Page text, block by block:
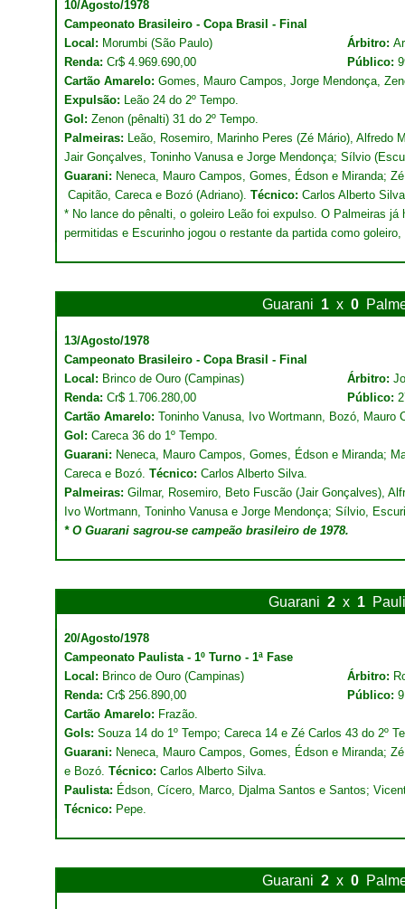
10/Agosto/1978
Campeonato Brasileiro - Copa Brasil - Final
Local: Morumbi (São Paulo) Árbitro:
Renda: Cr$ 4.969.690,00 Público:
Cartão Amarelo: Gomes, Mauro Campos, Jorge Mendonça,
Expulsão: Leão 24 do 2º Tempo.
Gol: Zenon (pênalti) 31 do 2º Tempo.
Palmeiras: Leão, Rosemiro, Marinho Peres (Zé Mário), Alfredo
Jair Gonçalves, Toninho Vanusa e Jorge Mendonça; Sílvio
Guarani: Neneca, Mauro Campos, Gomes, Édson e Miranda;
Capitão, Careca e Bozó (Adriano). Técnico: Carlos Alberto
* No lance do pênalti, o goleiro Leão foi expulso. O Palmeiras
permitidas e Escurinho jogou o restante da partida como
Guarani 1 x 0
13/Agosto/1978
Campeonato Brasileiro - Copa Brasil - Final
Local: Brinco de Ouro (Campinas) Árbitro:
Renda: Cr$ 1.706.280,00 Público:
Cartão Amarelo: Toninho Vanusa, Ivo Wortmann, Bozó, Mauro
Gol: Careca 36 do 1º Tempo.
Guarani: Neneca, Mauro Campos, Gomes, Édson e Miranda;
Careca e Bozó. Técnico: Carlos Alberto Silva.
Palmeiras: Gilmar, Rosemiro, Beto Fuscão (Jair Gonçalves),
Ivo Wortmann, Toninho Vanusa e Jorge Mendonça; Sílvio,
* O Guarani sagrou-se campeão brasileiro de 1978.
Guarani 2 x 1
20/Agosto/1978
Campeonato Paulista - 1º Turno - 1ª Fase
Local: Brinco de Ouro (Campinas) Árbitro:
Renda: Cr$ 256.890,00 Público:
Cartão Amarelo: Frazão.
Gols: Souza 14 do 1º Tempo; Careca 14 e Zé Carlos 43 do 2º
Guarani: Neneca, Mauro Campos, Gomes, Édson e Miranda;
e Bozó. Técnico: Carlos Alberto Silva.
Paulista: Édson, Cícero, Marco, Djalma Santos e Santos;
Técnico: Pepe.
Guarani 2 x 0